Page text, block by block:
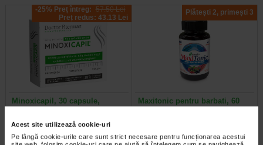
Acest site utilizează cookie-uri
Pe lângă cookie-urile care sunt strict necesare pentru funcționarea acestui
-25% Preț întreg: 57.50 Lei
Preț redus: 43.13 Lei
Minoxicapil, 30 capsule,
Doctor Fiterman MINOXICAPIL este
Plătești 2, primești 3
Maxitonic pentru barbati, 60
Benesio MaxiTonic jeleuri pentru